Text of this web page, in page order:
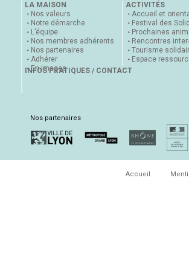
LA MAISON
Nos valeurs
Notre démarche
L’équipe
Nos membres adhérents
Nos partenaires
Adhérer
En images
ACTIVITÉS
Accueil et
Festival des
Prochaines
Rencontres
Tourisme
Espace
INFOS PRATIQUES / CONTACT
Nos partenaires
Accueil